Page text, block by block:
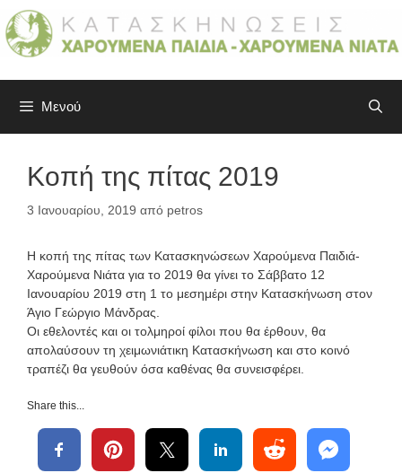
Μετάβαση
σε
περιεχόμενο
Μενού
Κοπή της πίτας 2019
3 Ιανουαρίου, 2019 από petros
Η κοπή της πίτας των Κατασκηνώσεων Χαρούμενα Παιδιά-
Χαρούμενα Νιάτα για το 2019 θα γίνει το Σάββατο 12
Ιανουαρίου 2019 στη 1 το μεσημέρι στην Κατασκήνωση στον
Άγιο Γεώργιο Μάνδρας.
Οι εθελοντές και οι τολμηροί φίλοι που θα έρθουν, θα
απολαύσουν τη χειμωνιάτικη Κατασκήνωση και στο κοινό
τραπέζι θα γευθούν όσα καθένας θα συνεισφέρει.
Share this...